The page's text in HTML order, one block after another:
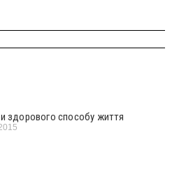
здорового способу життя